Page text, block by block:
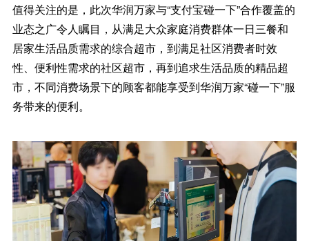
值得关注的是，此次华润万家与“支付宝碰一下”合作覆盖的
业态之广令人瞩目，从满足大众家庭消费群体一日三餐和
居家生活品质需求的综合超市，到满足社区消费者时效
性、便利性需求的社区超市，再到追求生活品质的精品超
市，不同消费场景下的顾客都能享受到华润万家“碰一下”服
务带来的便利。